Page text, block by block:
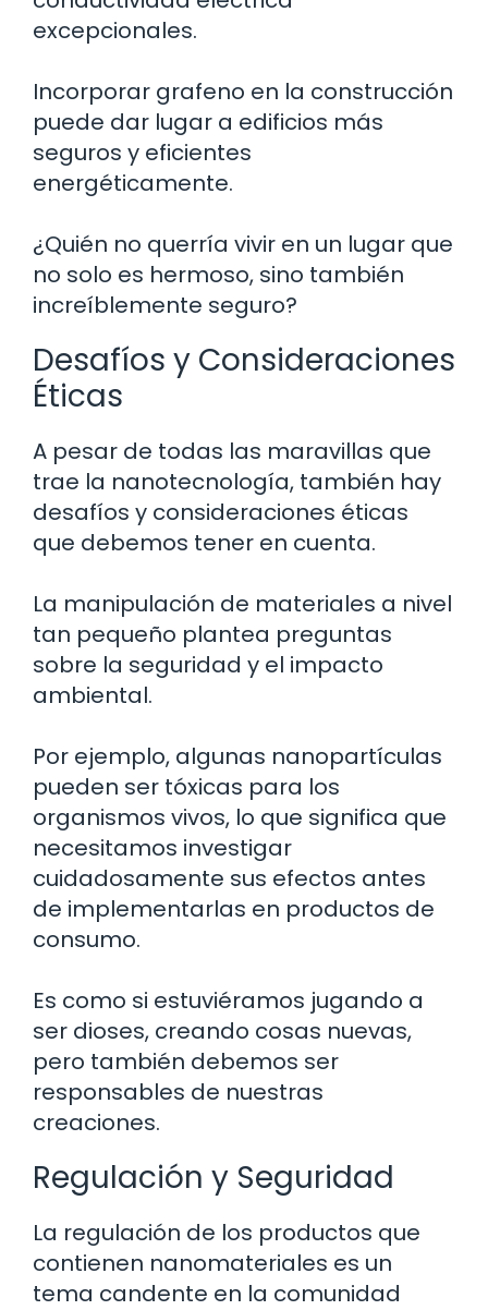
excepcionales.
Incorporar grafeno en la construcción
puede dar lugar a edificios más
seguros y eficientes
energéticamente.
¿Quién no querría vivir en un lugar que
no solo es hermoso, sino también
increíblemente seguro?
Desafíos y Consideraciones
Éticas
A pesar de todas las maravillas que
trae la nanotecnología, también hay
desafíos y consideraciones éticas
que debemos tener en cuenta.
La manipulación de materiales a nivel
tan pequeño plantea preguntas
sobre la seguridad y el impacto
ambiental.
Por ejemplo, algunas nanopartículas
pueden ser tóxicas para los
organismos vivos, lo que significa que
necesitamos investigar
cuidadosamente sus efectos antes
de implementarlas en productos de
consumo.
Es como si estuviéramos jugando a
ser dioses, creando cosas nuevas,
pero también debemos ser
responsables de nuestras
creaciones.
Regulación y Seguridad
La regulación de los productos que
contienen nanomateriales es un
tema candente en la comunidad